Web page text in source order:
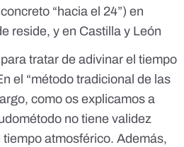
“hacia el 24”) en
reside, y en Castilla y León
tratar de adivinar el tiempo
el “método tradicional de las
como os explicamos a
no tiene validez
atmosférico. Además,